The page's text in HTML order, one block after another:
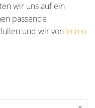
wir uns auf ein
passende
und wir von Immo